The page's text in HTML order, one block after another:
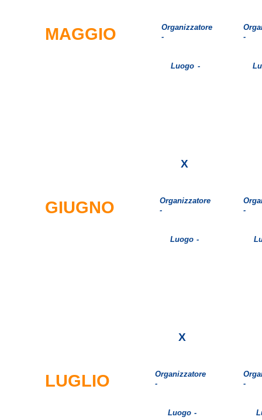
MAGGIO
Organizzatore
-
Luogo -
-
GIUGNO
X
Organizzatore
-
Luogo -
-
LUGLIO
X
Organizzatore
-
Luogo -
-